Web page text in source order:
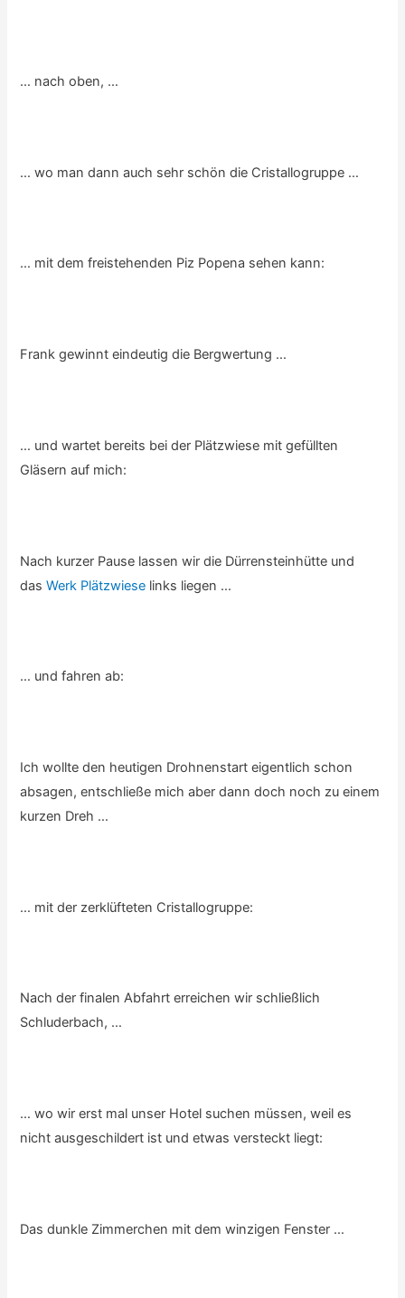
… nach oben, …
… wo man dann auch sehr schön die Cristallogruppe …
… mit dem freistehenden Piz Popena sehen kann:
Frank gewinnt eindeutig die Bergwertung …
… und wartet bereits bei der Plätzwiese mit gefüllten
Gläsern auf mich:
Nach kurzer Pause lassen wir die Dürrensteinhütte und
dasWerk Plätzwiese links liegen …
… und fahren ab:
Ich wollte den heutigen Drohnenstart eigentlich schon
absagen, entschließe mich aber dann doch noch zu einem
kurzen Dreh …
… mit der zerklüfteten Cristallogruppe:
Nach der finalen Abfahrt erreichen wir schließlich
Schluderbach, …
… wo wir erst mal unser Hotel suchen müssen, weil es
nicht ausgeschildert ist und etwas versteckt liegt:
Das dunkle Zimmerchen mit dem winzigen Fenster …